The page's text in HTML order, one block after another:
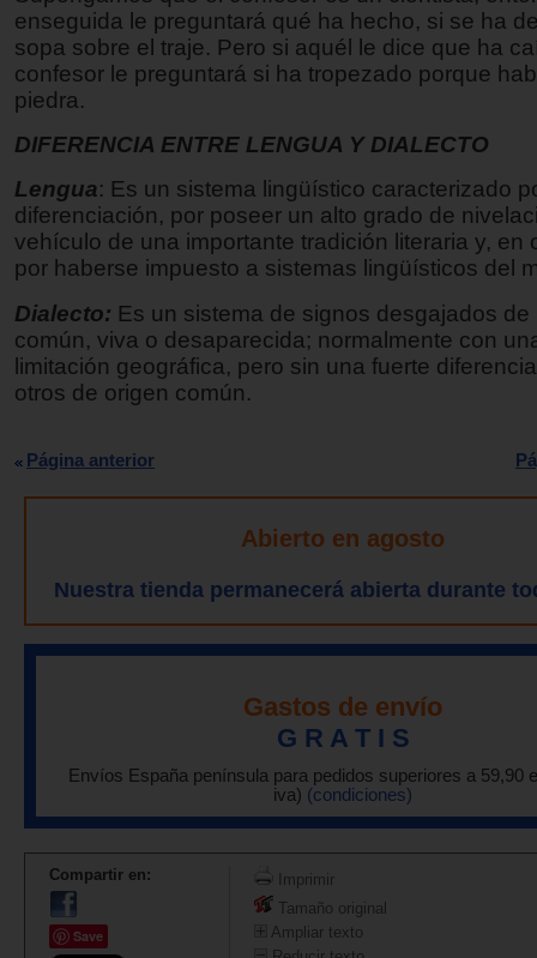
enseguida le preguntará qué ha hecho, si se ha
sopa sobre el traje. Pero si aquél le dice que ha
confesor le preguntará si ha tropezado porque
piedra.
DIFERENCIA ENTRE LENGUA Y DIALECTO
Lengua: Es un sistema lingüístico caracterizado
diferenciación, por poseer un alto grado de
vehículo de una importante tradición literaria y, en
por haberse impuesto a sistemas lingüísticos del
Dialecto: Es un sistema de signos desgajados
común, viva o desaparecida; normalmente con
limitación geográfica, pero sin una fuerte
otros de origen común.
Página anterior
Abierto en agosto
Nuestra tienda permanecerá abierta durante
Gastos de envío
G R A T I S
Envíos España península para pedidos superiores a 59,90
iva) (condiciones)
Compartir en:
Save
Imprimir
Tamaño original
Ampliar texto